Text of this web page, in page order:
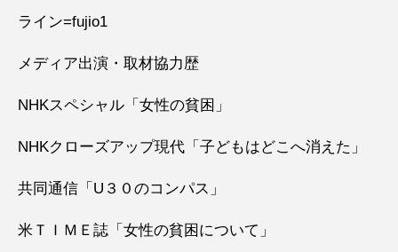
ライン=fujio1
メディア出演・取材協力歴
NHKスペシャル「女性の貧困」
NHKクローズアップ現代「子どもはどこへ消えた」
共同通信「U３０のコンパス」
米ＴＩＭＥ誌「女性の貧困について」